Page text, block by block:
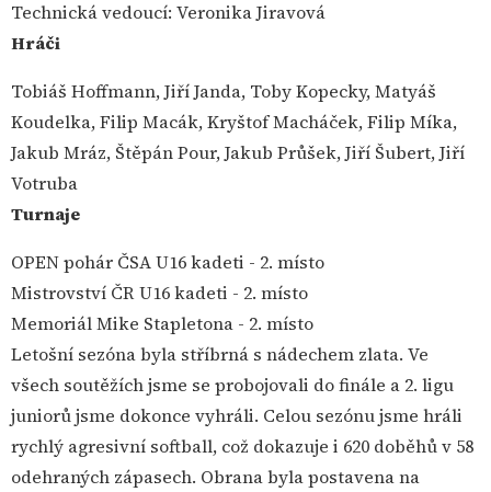
Technická vedoucí: Veronika Jiravová
Hráči
Tobiáš Hoffmann, Jiří Janda, Toby Kopecky, Matyáš
Koudelka, Filip Macák, Kryštof Macháček, Filip Míka,
Jakub Mráz, Štěpán Pour, Jakub Průšek, Jiří Šubert, Jiří
Votruba
Turnaje
OPEN pohár ČSA U16 kadeti - 2. místo
Mistrovství ČR U16 kadeti - 2. místo
Memoriál Mike Stapletona - 2. místo
Letošní sezóna byla stříbrná s nádechem zlata. Ve
všech soutěžích jsme se probojovali do finále a 2. ligu
juniorů jsme dokonce vyhráli. Celou sezónu jsme hráli
rychlý agresivní softball, což dokazuje i 620 doběhů v 58
odehraných zápasech. Obrana byla postavena na